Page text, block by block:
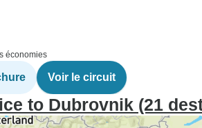
économies
Voir le circuit
to Dubrovnik (21